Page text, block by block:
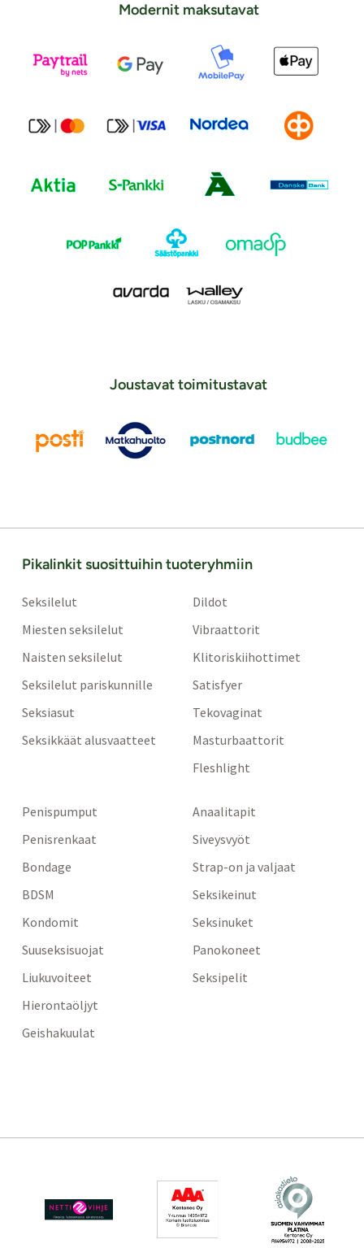
Modernit maksutavat
Joustavat toimitustavat
Pikalinkit suosittuihin tuoteryhmiin
Seksilelut
Miesten seksilelut
Naisten seksilelut
Seksilelut pariskunnille
Seksiasut
Seksikkäät alusvaatteet
Dildot
Vibraattorit
Klitoriskiihottimet
Satisfyer
Tekovaginat
Masturbaattorit
Fleshlight
Penispumput
Penisrenkaat
Bondage
BDSM
Kondomit
Suuseksisuojat
Liukuvoiteet
Hierontaöljyt
Geishakuulat
Anaalitapit
Siveysvyöt
Strap-on ja valjaat
Seksikeinut
Seksinuket
Panokoneet
Seksipelit